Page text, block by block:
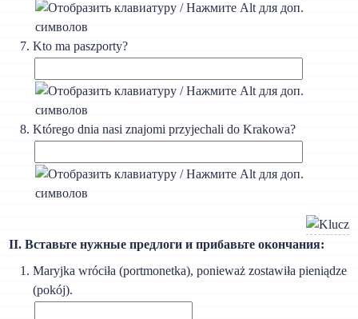
Kto ma paszporty?
Którego dnia nasi znajomi przyjechali do Krakowa?
II. Вставьте нужные предлоги и прибавьте окончания:
Maryjka wróciła (portmonetka), ponieważ zostawiła pieniądze
(pokój).